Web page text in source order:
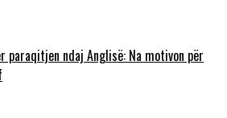
paraqitjen ndaj Anglisë: Na motivon për